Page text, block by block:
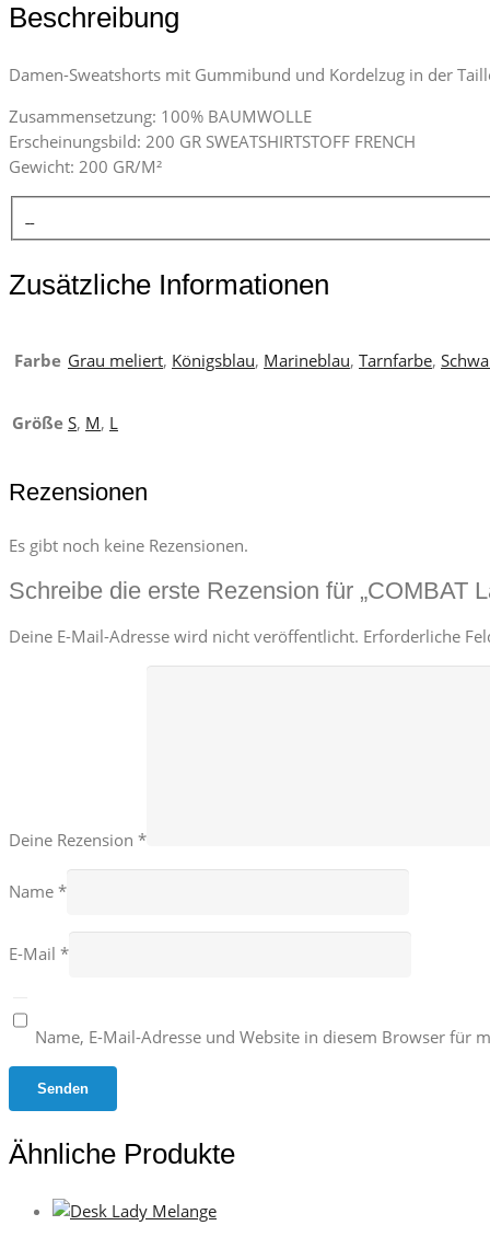
Beschreibung
Damen-Sweatshorts mit Gummibund und Kordelzug in der
Zusammensetzung: 100% BAUMWOLLE
Erscheinungsbild: 200 GR SWEATSHIRTSTOFF FRENCH
Gewicht: 200 GR/M²
Zusätzliche Informationen
Farbe Grau meliert, Königsblau, Marineblau, Tarnfarbe,
Größe S, M, L
Rezensionen
Es gibt noch keine Rezensionen.
Schreibe die erste Rezension für „COMBAT
Deine E-Mail-Adresse wird nicht veröffentlicht. Erforderliche
Deine Rezension *
Name *
E-Mail *
Name, E-Mail-Adresse und Website in diesem Browser für
Ähnliche Produkte